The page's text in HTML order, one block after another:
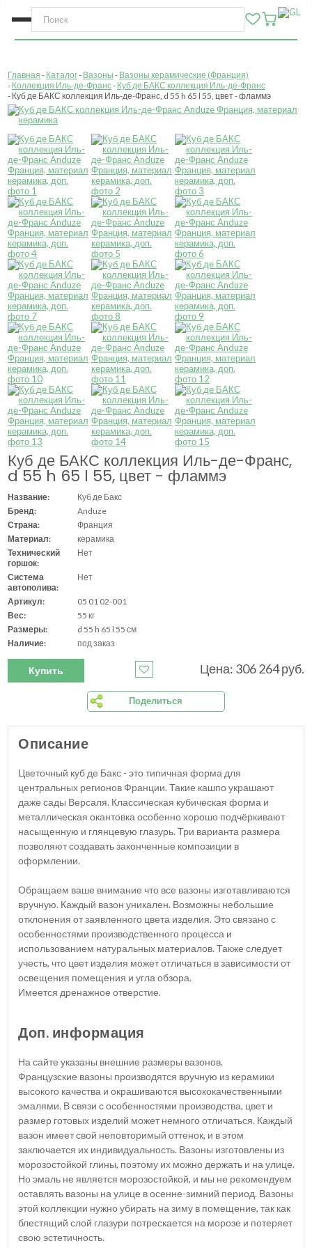
Главная Каталог Вазоны
Вазоны керамические (Франция)
Коллекция Иль-де-Франс Куб де БАКС коллекция Иль-де-Франс
Куб де БАКС коллекция Иль-де-Франс, d 55 h 65 l 55, цвет - фламмэ
Куб де БАКС коллекция Иль-де-Франс,
d 55 h 65 l 55, цвет - фламмэ
Название:
Куб де Бакс
Бренд:
Anduze
Страна:
Франция
Материал:
керамика
Технический
горшок:
Нет
Система
автополива:
Нет
Артикул:
05 01 02-001
Вес:
55 кг
Размеры:
d 55 h 65 l 55 см
Наличие:
под заказ
Купить Цена: 306 264 руб.
Поделиться
Описание
Цветочный куб де Бакс - это типичная форма для
центральных регионов Франции. Такие кашпо украшают
даже сады Версаля. Классическая кубическая форма и
металлическая окантовка особенно хорошо подчёркивают
насыщенную и глянцевую глазурь. Три варианта размера
позволяют создавать законченные композиции в
оформлении.
Обращаем ваше внимание что все вазоны изготавливаются
вручную. Каждый вазон уникален. Возможны небольшие
отклонения от заявленного цвета изделия. Это связано с
особенностями производственного процесса и
использованием натуральных материалов. Также следует
учесть, что цвет изделия может отличаться в зависимости от
освещения помещения и угла обзора.
Имеется дренажное отверстие.
Доп. информация
На сайте указаны внешние размеры вазонов.
Французские вазоны производятся вручную из керамики
высокого качества и окрашиваются высококачественными
эмалями. В связи с особенностями производства, цвет и
размер готовых изделий может немного отличаться. Каждый
вазон имеет свой неповторимый оттенок, и в этом
заключается их индивидуальность. Вазоны изготовлены из
морозостойкой глины, поэтому их можно держать и на улице.
Но эмаль не является морозостойкой, и мы не рекомендуем
оставлять вазоны на улице в осенне-зимний период. Вазоны
этой коллекции нужно убирать на зиму в помещение, так как
блестящий слой глазури потрескается на морозе и потеряет
свою эстетичность.